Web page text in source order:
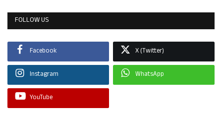
FOLLOW US
Facebook X (Twitter)
Instagram WhatsApp
YouTube